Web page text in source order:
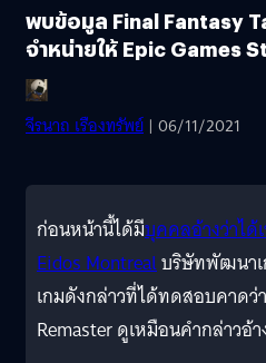
พบข้อมูล Final Fantasy
จำหน่ายให้ Epic Games
จีรนาถ เรืองทรัพย์ | 06/11/2021
ก่อนหน้านี้ได้มีบุคคลอ้างว่าได้
Eidos Montrealบริษัทพัฒนาเ
เกมดังกล่าวที่ได้ทดสอบคาดว่
Remaster ดูเหมือนคำกล่าวอ้